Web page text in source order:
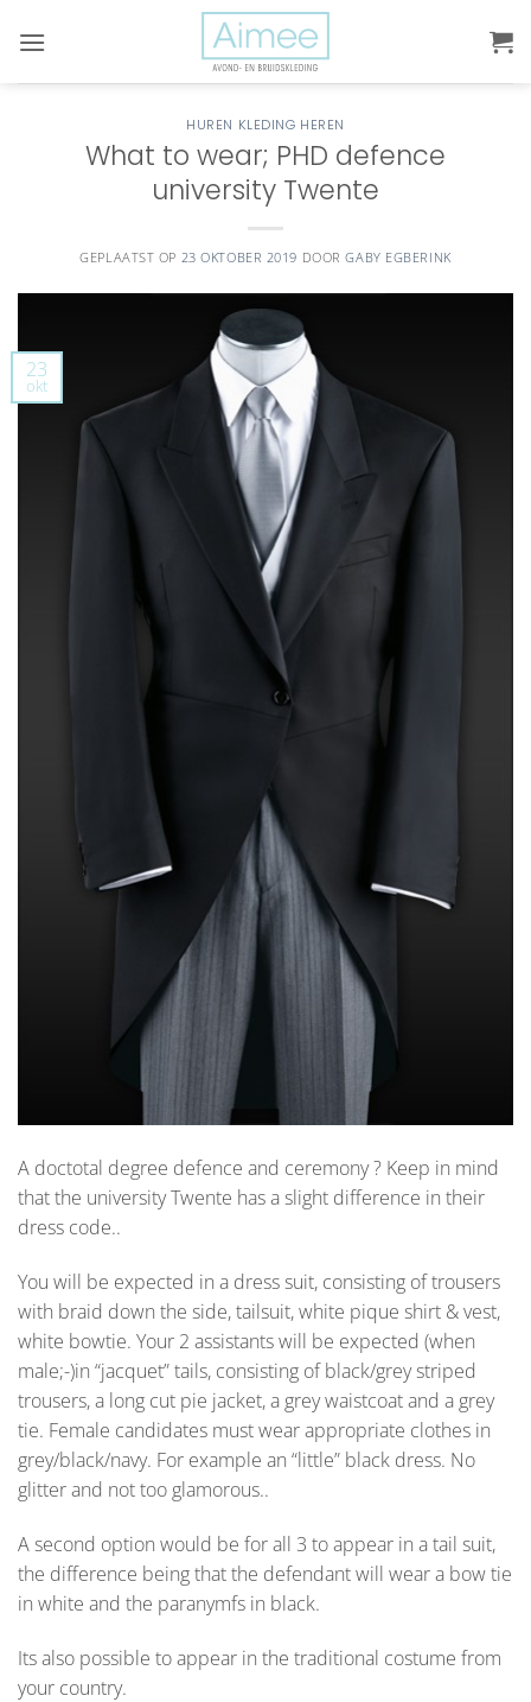
naar
HUREN KLEDING HEREN
What to wear; PHD defence
university Twente
GEPLAATST OP 23 OKTOBER 2019 DOORGABY EGBERINK
23
okt
A doctotal degree defence and ceremony ? Keep in mind
that the university Twente has a slight difference in their
dress code..
You will be expected in a dress suit, consisting of trousers
with braid down the side, tailsuit, white pique shirt & vest,
white bowtie. Your 2 assistants will be expected (when
male;-)in “jacquet” tails, consisting of black/grey striped
trousers, a long cut pie jacket, a grey waistcoat and a grey
tie. Female candidates must wear appropriate clothes in
grey/black/navy. For example an “little” black dress. No
glitter and not too glamorous..
A second option would be for all 3 to appear in a tail suit,
the difference being that the defendant will wear a bow tie
in white and the paranymfs in black.
Its also possible to appear in the traditional costume from
your country.